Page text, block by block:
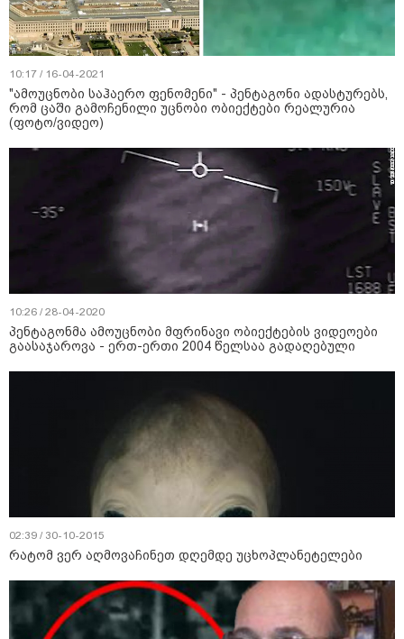
10:17 / 16-04-2021
"ამოუცნობი საჰაერო ფენომენი" - პენტაგონი ადასტურებს,
რომ ცაში გამოჩენილი უცნობი ობიექტები რეალურია
(ფოტო/ვიდეო)
10:26 / 28-04-2020
პენტაგონმა ამოუცნობი მფრინავი ობიექტების ვიდეოები
გაასაჯაროვა - ერთ-ერთი 2004 წელსაა გადაღებული
02:39 / 30-10-2015
რატომ ვერ აღმოვაჩინეთ დღემდე უცხოპლანეტელები